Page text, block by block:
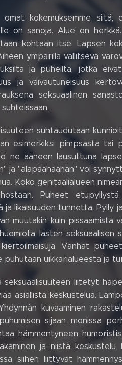
kokemuksemme siitä,
on sanoja. Alue on
kohtaan itse. Lapsen
ympärillä vallitseva
ja puheilta, jotka
ja vaivautuneisuus
seksuaalinen
suhtaudutaan
esimerkiksi pimpsasta
ne ääneen lausuttuna
ja "alapäähäähän" voi
Koko genitaalialueen
Puheet
ja likaisuuden tunnetta.
muutakin kuin pissaamista
lasten seksuaalisen
Vanhat
puhutaan uikkarialueesta ja
liitetyt
asiallista keskustelua.
kuvaaminen
sijaan monissa
hämmentyneen
ja niistä
siihen liittyvät